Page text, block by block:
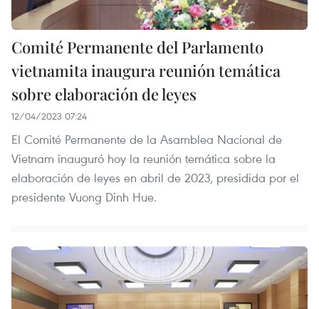
Comité Permanente del Parlamento
vietnamita inaugura reunión temática
sobre elaboración de leyes
12/04/2023 07:24
El Comité Permanente de la Asamblea Nacional de
Vietnam inauguró hoy la reunión temática sobre la
elaboración de leyes en abril de 2023, presidida por el
presidente Vuong Dinh Hue.